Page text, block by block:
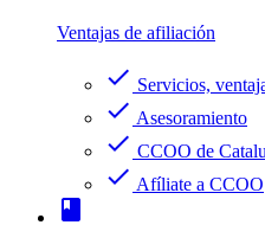
Ventajas de afiliación
check Servicios,
check Asesoramiento
check CCOO de
check Afíliate a CCOO
book